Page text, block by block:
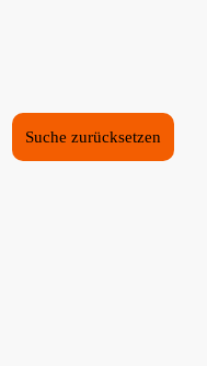
Suche zurücksetzen